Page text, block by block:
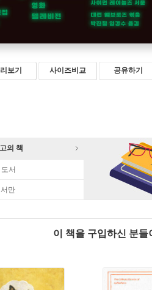
보기 사이즈비교 공유하기
의 책
서
만
이 책을 구입하신 분